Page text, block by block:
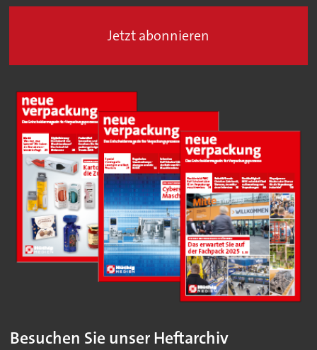
Jetzt abonnieren
Besuchen Sie unser Heftarchiv